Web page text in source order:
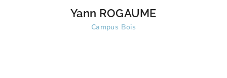
Yann ROGAUME
Campus Bois